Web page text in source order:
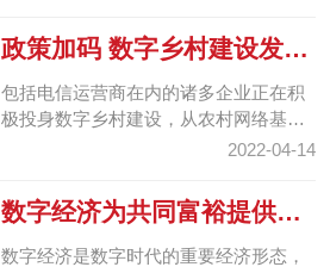
政策加码 数字乡村建设发力
提速
包括电信运营商在内的诸多企业正在积
极投身数字乡村建设，从农村网络基础
设施建设、农业生产数字化改造、乡村
2022-04-14
数字经济为共同富裕提供机
遇
数字经济是数字时代的重要经济形态，